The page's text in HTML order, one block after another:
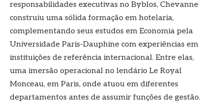
responsabilidades executivas no Byblos, Chevanne
construiu uma sólida formação em hotelaria,
complementando seus estudos em Economia pela
Universidade Paris-Dauphine com experiências em
instituições de referência internacional. Entre elas,
uma imersão operacional no lendário Le Royal
Monceau, em Paris, onde atuou em diferentes
departamentos antes de assumir funções de gestão.